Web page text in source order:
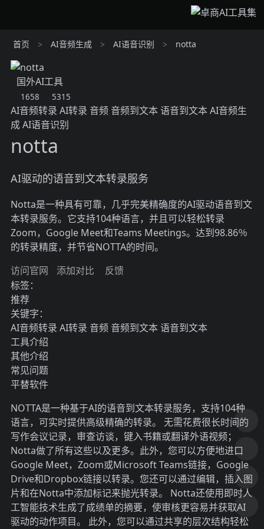
首页 > AI音频生成 > AI语音识别 > notta
国外AI工具
1658 5315
AI音频转录 AI转录 音频 音频到文本语音到文本AI音频生
成AI语音识别
notta
AI驱动的语音到文本转录服务
Notta是一种具有可靠，几乎完美精确度的AI驱动语音到文
本转录服务。它支持104种语言，并且可以轻松转录
Zoom，Google Meet和Teams Meetings。达到98.86％
的转录精度，并节省NOTTA的时间。
访问官网
添加对比
反馈
标签：
推荐
关键字：
AI音频转录 AI转录 音频 音频到文本语音到文本
工具介绍
其他介绍
常见问题
平替软件
NOTTA是一种基于AI的语音到文本转录服务，支持104种
语言，可实时提供高级精确的转录。 无需花费很长时间的
写作会议记录，审查访谈，键入书籍或翻译外语视频；
Notta做了所有这些以及更多。此外，您可以方便地进口
Google Meet，Zoom或Microsoft Teams链接，Google
Drive和Dropbox链接以转录。您还可以通过编辑，插入图
片和在Notta中添加标记来抛光转录。 Notta还使用即时人
工智能技术生成了成绩单的摘要，使审核更容易并获取AI
驱动的动作项目。 此外，您可以通过共享的层次结构轻松